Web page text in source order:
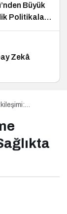
Büyük
Politikaları
Zekâ